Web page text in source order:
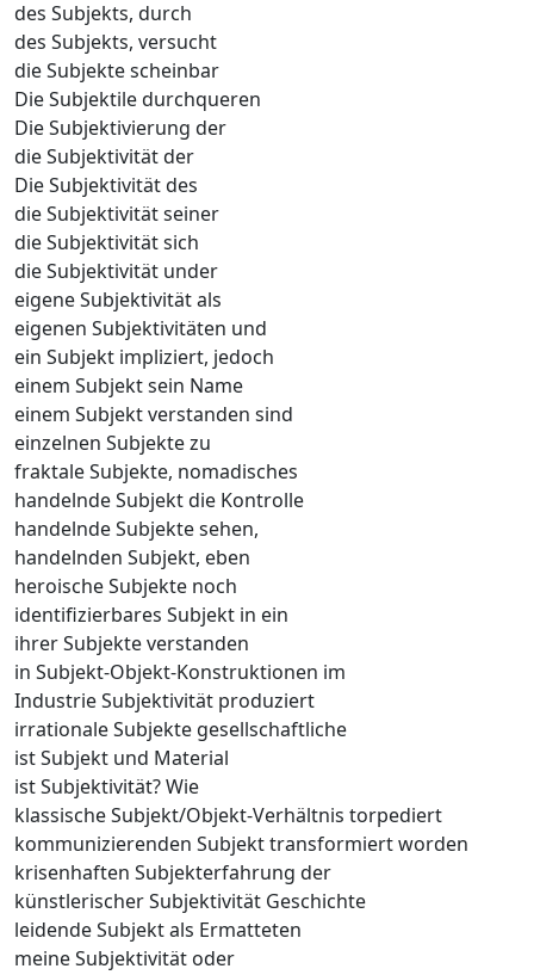
des Subjekts, durch
des Subjekts, versucht
die Subjekte scheinbar
Die Subjektile durchqueren
Die Subjektivierung der
die Subjektivität der
Die Subjektivität des
die Subjektivität seiner
die Subjektivität sich
die Subjektivität under
eigene Subjektivität als
eigenen Subjektivitäten und
ein Subjekt impliziert, jedoch
einem Subjekt sein Name
einem Subjekt verstanden sind
einzelnen Subjekte zu
fraktale Subjekte, nomadisches
handelnde Subjekt die Kontrolle
handelnde Subjekte sehen,
handelnden Subjekt, eben
heroische Subjekte noch
identifizierbares Subjekt in ein
ihrer Subjekte verstanden
in Subjekt-Objekt-Konstruktionen im
Industrie Subjektivität produziert
irrationale Subjekte gesellschaftliche
ist Subjekt und Material
ist Subjektivität? Wie
klassische Subjekt/Objekt-Verhältnis torpediert
kommunizierenden Subjekt transformiert worden
krisenhaften Subjekterfahrung der
künstlerischer Subjektivität Geschichte
leidende Subjekt als Ermatteten
meine Subjektivität oder